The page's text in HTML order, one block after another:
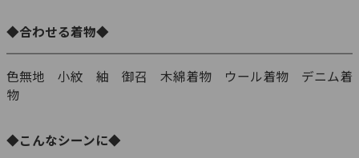
◆合わせる着物◆
色無地 小紋 紬 御召 木綿着物 ウール着物 デニム着
物
◆こんなシーンに◆